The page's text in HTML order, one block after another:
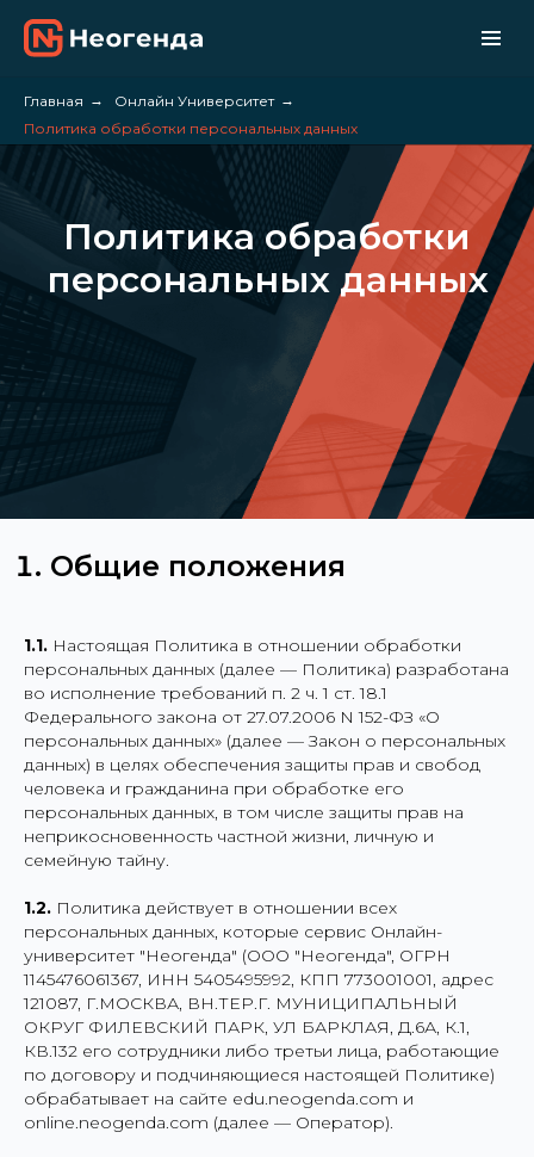
Главная → Онлайн Университет →
Политика обработки персональных данных
Политика обработки
персональных данных
Общие положения
1.1. Настоящая Политика в отношении обработки
персональных данных (далее — Политика) разработана
во исполнение требований п. 2 ч. 1 ст. 18.1
Федерального закона от 27.07.2006 N 152-ФЗ «О
персональных данных» (далее — Закон о персональных
данных) в целях обеспечения защиты прав и свобод
человека и гражданина при обработке его
персональных данных, в том числе защиты прав на
неприкосновенность частной жизни, личную и
семейную тайну.
1.2. Политика действует в отношении всех
персональных данных, которые сервис Онлайн-
университет "Неогенда" (ООО "Неогенда", ОГРН
1145476061367, ИНН 5405495992, КПП 773001001, адрес
121087, Г.МОСКВА, ВН.ТЕР.Г. МУНИЦИПАЛЬНЫЙ
ОКРУГ ФИЛЕВСКИЙ ПАРК, УЛ БАРКЛАЯ, Д.6А, К.1,
КВ.132 его сотрудники либо третьи лица, работающие
по договору и подчиняющиеся настоящей Политике)
обрабатывает на сайте edu.neogenda.com и
online.neogenda.com (далее — Оператор).